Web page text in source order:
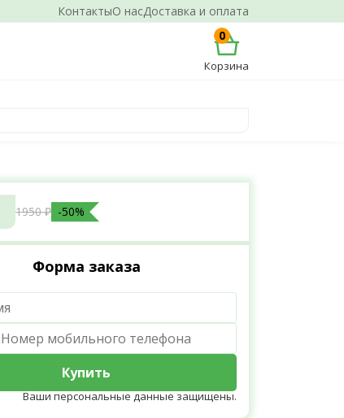
КонтактыО насДоставка и оплата
0
Корзина
1950 ₽ -50%
Форма заказа
Купить
Ваши персональные данные защищены.